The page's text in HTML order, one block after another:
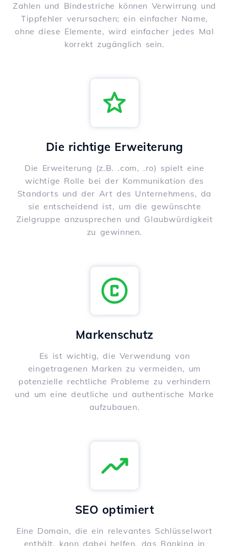
Zahlen und Bindestriche können Verwirrung und
Tippfehler verursachen; ein einfacher Name,
ohne diese Elemente, wird einfacher jedes Mal
korrekt zugänglich sein.
Die richtige Erweiterung
Die Erweiterung (z.B. .com, .ro) spielt eine
wichtige Rolle bei der Kommunikation des
Standorts und der Art des Unternehmens, da
sie entscheidend ist, um die gewünschte
Zielgruppe anzusprechen und Glaubwürdigkeit
zu gewinnen.
Markenschutz
Es ist wichtig, die Verwendung von
eingetragenen Marken zu vermeiden, um
potenzielle rechtliche Probleme zu verhindern
und um eine deutliche und authentische Marke
aufzubauen.
SEO optimiert
Eine Domain, die ein relevantes Schlüsselwort
enthält, kann dabei helfen, das Ranking in